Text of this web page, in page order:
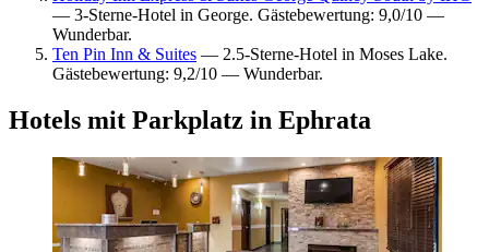
— 3-Sterne-Hotel in George. Gästebewertung: 9,0/10 —
Wunderbar.
Ten Pin Inn & Suites — 2.5-Sterne-Hotel in Moses Lake.
Gästebewertung: 9,2/10 — Wunderbar.
Hotels mit Parkplatz in Ephrata